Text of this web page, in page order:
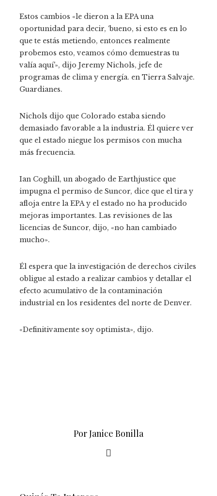
Estos cambios «le dieron a la EPA una
oportunidad para decir, ‘bueno, si esto es en lo
que te estás metiendo, entonces realmente
probemos esto, veamos cómo demuestras tu
valía aquí'», dijo Jeremy Nichols, jefe de
programas de clima y energía. en Tierra Salvaje.
Guardianes.
Nichols dijo que Colorado estaba siendo
demasiado favorable a la industria. Él quiere ver
que el estado niegue los permisos con mucha
más frecuencia.
Ian Coghill, un abogado de Earthjustice que
impugna el permiso de Suncor, dice que el tira y
afloja entre la EPA y el estado no ha producido
mejoras importantes. Las revisiones de las
licencias de Suncor, dijo, «no han cambiado
mucho».
Él espera que la investigación de derechos civiles
obligue al estado a realizar cambios y detallar el
efecto acumulativo de la contaminación
industrial en los residentes del norte de Denver.
«Definitivamente soy optimista», dijo.
Por Janice Bonilla